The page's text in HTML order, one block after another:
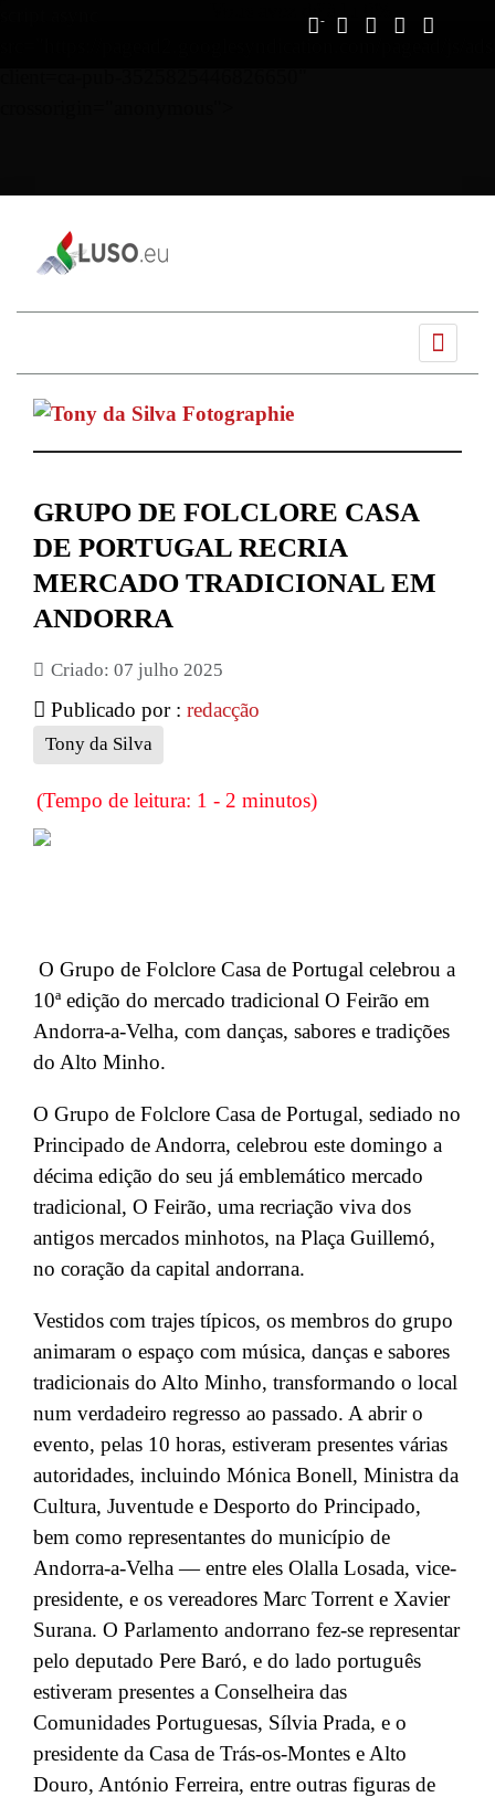
GRUPO DE FOLCLORE CASA
DE PORTUGAL RECRIA
MERCADO TRADICIONAL EM
ANDORRA
Criado: 07 julho 2025
Publicado por : redacção
Tony da Silva
(Tempo de leitura: 1 - 2 minutos)
O Grupo de Folclore Casa de Portugal celebrou a
10ª edição do mercado tradicional O Feirão em
Andorra-a-Velha, com danças, sabores e tradições
do Alto Minho.
O Grupo de Folclore Casa de Portugal, sediado no
Principado de Andorra, celebrou este domingo a
décima edição do seu já emblemático mercado
tradicional, O Feirão, uma recriação viva dos
antigos mercados minhotos, na Plaça Guillemó,
no coração da capital andorrana.
Vestidos com trajes típicos, os membros do grupo
animaram o espaço com música, danças e sabores
tradicionais do Alto Minho, transformando o local
num verdadeiro regresso ao passado. A abrir o
evento, pelas 10 horas, estiveram presentes várias
autoridades, incluindo Mónica Bonell, Ministra da
Cultura, Juventude e Desporto do Principado,
bem como representantes do município de
Andorra-a-Velha — entre eles Olalla Losada, vice-
presidente, e os vereadores Marc Torrent e Xavier
Surana. O Parlamento andorrano fez-se representar
pelo deputado Pere Baró, e do lado português
estiveram presentes a Conselheira das
Comunidades Portuguesas, Sílvia Prada, e o
presidente da Casa de Trás-os-Montes e Alto
Douro, António Ferreira, entre outras figuras de
Ano
Mês
Próximo
Próximo